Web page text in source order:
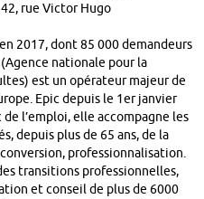
rue Victor Hugo
2017, dont 85 000 demandeurs
(Agence nationale pour la
est un opérateur majeur de
Epic depuis le 1er janvier
l’emploi, elle accompagne les
depuis plus de 65 ans, de la
professionnalisation.
transitions professionnelles,
et conseil de plus de 6000